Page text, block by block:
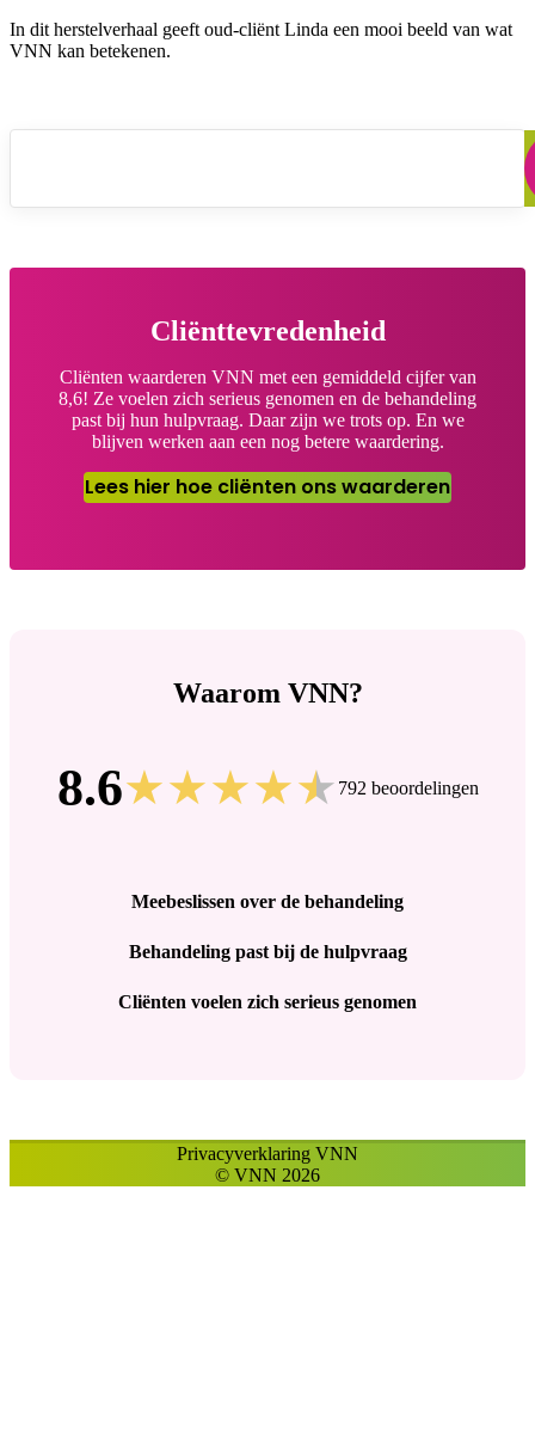
In dit herstelverhaal geeft oud-cliënt Linda een mooi beeld van wat
VNN kan betekenen.
Cliënttevredenheid
Cliënten waarderen VNN met een gemiddeld cijfer van
8,6! Ze voelen zich serieus genomen en de behandeling
past bij hun hulpvraag. Daar zijn we trots op. En we
blijven werken aan een nog betere waardering.
Lees hier hoe cliënten ons waarderen
Waarom VNN?
8.6 792 beoordelingen
Meebeslissen over de behandeling
Behandeling past bij de hulpvraag
Cliënten voelen zich serieus genomen
© VNN 2026
Privacyverklaring VNN